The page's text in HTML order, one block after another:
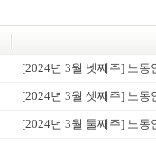
[2024년 3월 넷째주] 노
[2024년 3월 셋째주] 노
[2024년 3월 둘째주] 노